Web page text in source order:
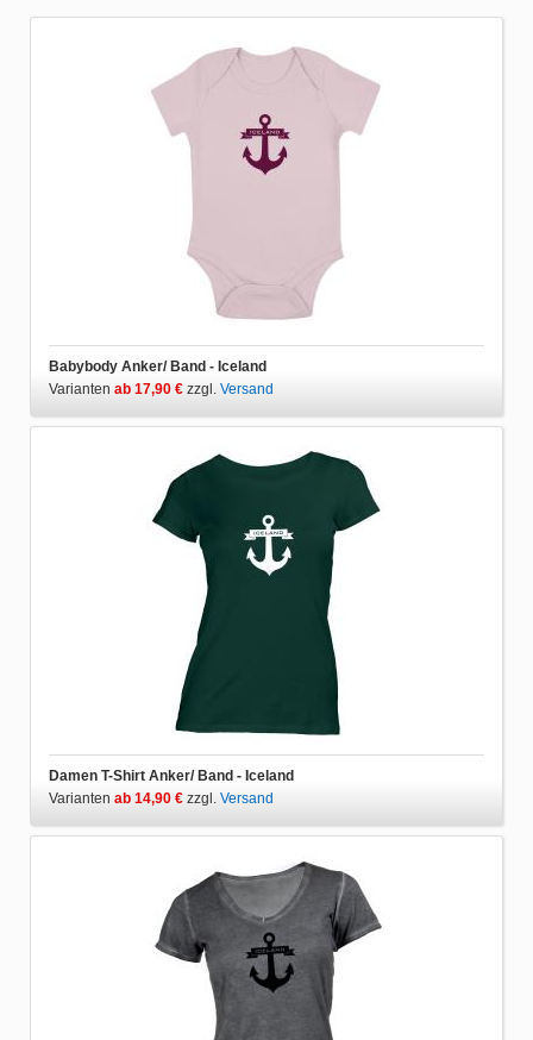
Babybody Anker/ Band - Iceland
Varianten ab 17,90 € zzgl. Versand
Damen T-Shirt Anker/ Band - Iceland
Varianten ab 14,90 € zzgl. Versand